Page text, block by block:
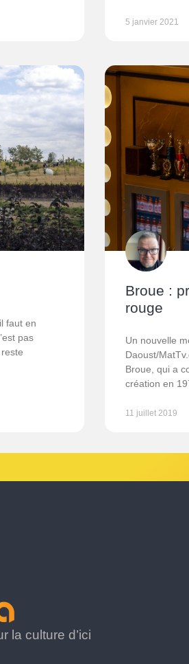
5 janvier 2021
faut en
pas
Broue :
rouge
Un nouvelle
Daoust/
Broue, qui a
création en
11 juillet 2019
la culture d’ici